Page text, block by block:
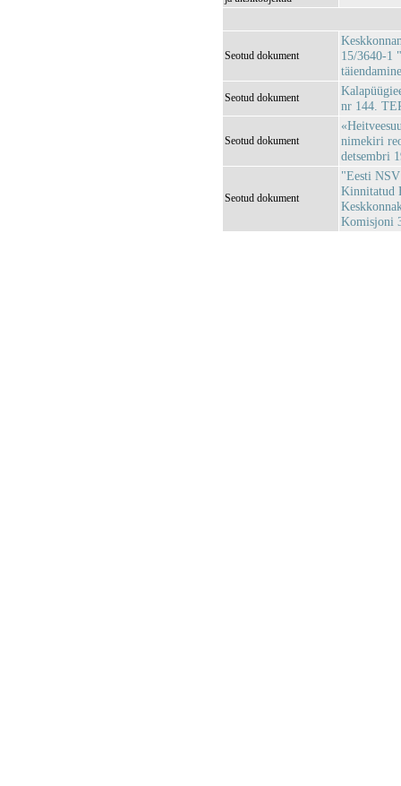
Seotud dokument
15/3640-1
Seotud dokument
nr 144.
Seotud dokument
nimekiri
detsembri
Seotud dokument
"Eesti
Kinnitatud
Komisjoni